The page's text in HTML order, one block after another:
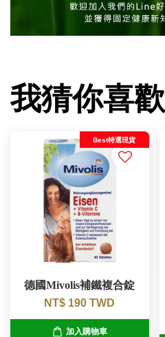
我猜你喜歡
Best特選現貨
德國Mivolis補鐵複合錠
NT$ 190 TWD
加入購物車